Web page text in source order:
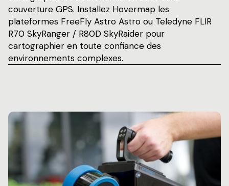
couverture GPS. Installez Hovermap les
plateformes FreeFly Astro Astro ou Teledyne FLIR
R70 SkyRanger / R80D SkyRaider pour
cartographier en toute confiance des
environnements complexes.